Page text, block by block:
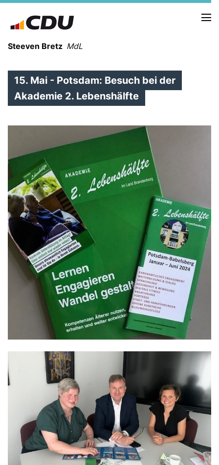
Steeven Bretz MdL
WAHLKREISBESUCHE
MEIN BÜRGERBÜRO
MEIN WAHLKREIS
Kleine Anfragen
CDU Deutschland
CDU Fraktion im Brandenburger Landtag
CDU Brandenburg
CDU Potsdam
15. Mai - Potsdam: Besuch bei der
Akademie 2. Lebenshälfte